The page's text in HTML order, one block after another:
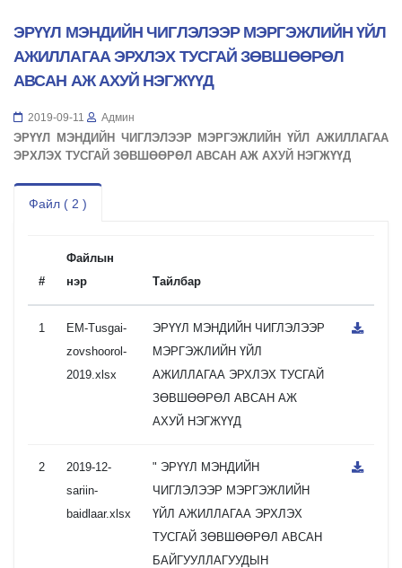
ЭРҮҮЛ МЭНДИЙН ЧИГЛЭЛЭЭР МЭРГЭЖЛИЙН ҮЙЛ
АЖИЛЛАГАА ЭРХЛЭХ ТУСГАЙ ЗӨВШӨӨРӨЛ
АВСАН АЖ АХУЙ НЭГЖҮҮД
2019-09-11 Админ
ЭРҮҮЛ МЭНДИЙН ЧИГЛЭЛЭЭР МЭРГЭЖЛИЙН ҮЙЛ АЖИЛЛАГАА
ЭРХЛЭХ ТУСГАЙ ЗӨВШӨӨРӨЛ АВСАН АЖ АХУЙ НЭГЖҮҮД
Файл ( 2 )
#
Файлын
нэр
Тайлбар
1
EM-Tusgai-
zovshoorol-
2019.xlsx
ЭРҮҮЛ МЭНДИЙН ЧИГЛЭЛЭЭР
МЭРГЭЖЛИЙН ҮЙЛ
АЖИЛЛАГАА ЭРХЛЭХ ТУСГАЙ
ЗӨВШӨӨРӨЛ АВСАН АЖ
АХУЙ НЭГЖҮҮД
2
2019-12-
sariin-
baidlaar.xlsx
" ЭРҮҮЛ МЭНДИЙН
ЧИГЛЭЛЭЭР МЭРГЭЖЛИЙН
ҮЙЛ АЖИЛЛАГАА ЭРХЛЭХ
ТУСГАЙ ЗӨВШӨӨРӨЛ АВСАН
БАЙГУУЛЛАГУУДЫН